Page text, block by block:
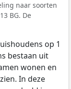
naar soorten
BG. De
op 1
bestaan uit
wonen en
In deze